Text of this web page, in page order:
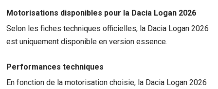
Motorisations disponibles pour la Dacia Logan 2026
Selon les fiches techniques officielles, la Dacia Logan 2026
est uniquement disponible en version essence.
Performances techniques
En fonction de la motorisation choisie, la Dacia Logan 2026